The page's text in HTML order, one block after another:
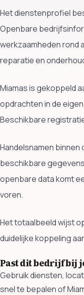
Het dienstenprofiel
Openbare
werkzaamheden rond
reparatie en
Miamas is gekoppeld
opdrachten in de
Beschikbare
Handelsnamen binnen
beschikbare
openbare data komt
voren.
Het totaalbeeld wijst
duidelijke koppeling
Past dit bedrijf bij
Gebruik diensten,
snel te bepalen of